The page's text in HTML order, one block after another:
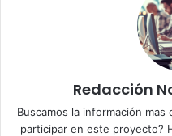
Redacción
Buscamos la información mas
participar en este proyecto?